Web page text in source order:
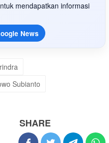
mendapatkan informasi
News
Subianto
SHARE